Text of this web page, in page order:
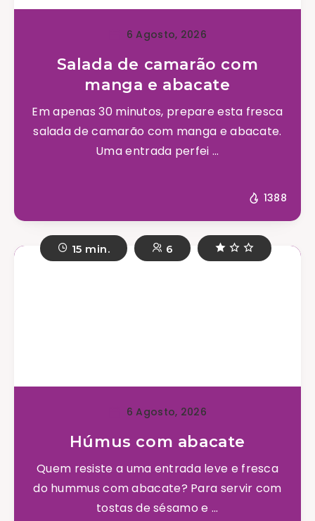
6 Agosto, 2026
Salada de camarão com
manga e abacate
Em apenas 30 minutos, prepare esta fresca
salada de camarão com manga e abacate.
Uma entrada perfei ...
1388
15 min. 6
6 Agosto, 2026
Húmus com abacate
Quem resiste a uma entrada leve e fresca
do hummus com abacate? Para servir com
tostas de sésamo e ...